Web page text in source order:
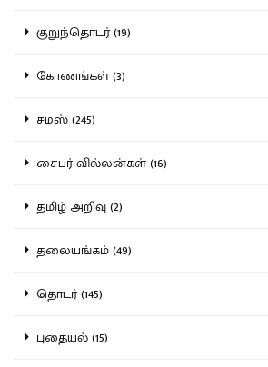
குறுந்தொடர் (19)
கோணங்கள் (3)
சமஸ் (245)
சைபர் வில்லன்கள் (16)
தமிழ் அறிவு (2)
தலையங்கம் (49)
தொடர் (145)
புதையல் (15)